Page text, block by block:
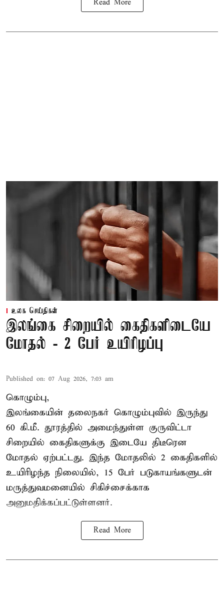
Read More
உலக செய்திகள்
இலங்கை சிறையில் கைதிகளிடையே
மோதல் - 2 பேர் உயிரிழப்பு
Published on: 07 Aug 2026, 7:03 am
கொழும்பு,
இலங்கையின் தலைநகர் கொழும்புவில் இருந்து
60 கி.மீ. தூரத்தில் அமைந்துள்ள குருவிட்டா
சிறையில் கைதிகளுக்கு இடையே திடீரென
மோதல் ஏற்பட்டது. இந்த மோதலில் 2 கைதிகளில்
உயிரிழந்த நிலையில், 15 பேர் படுகாயங்களுடன்
மருத்துவமனையில் சிகிச்சைக்காக
அனுமதிக்கப்பட்டுள்ளனர்.
Read More